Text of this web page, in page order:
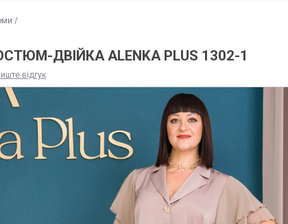
/
ДВІЙКА ALENKA PLUS 1302-1
відгук